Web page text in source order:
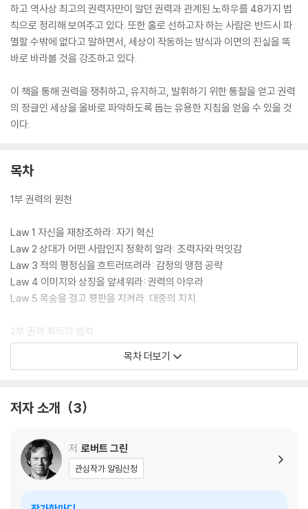
하고 역사상 최고의 권력자만이 알던 권력과 관계된 노하우를 48가지 법
칙으로 정리해 보여주고 있다. 또한 홀로 선하고자 하는 사람은 반드시 파
멸할 수밖에 없다고 말하면서, 세상이 작동하는 방식과 이면의 진실을 똑
바로 바라볼 것을 강조하고 있다.
이 책을 통해 권력을 쟁취하고, 유지하고, 발휘하기 위한 통찰을 얻고 권력
의 정글인 세상을 올바로 파악하도록 돕는 유용한 지침을 얻을 수 있을 것
이다.
목차
1부 권력의 원천
Law 1 자신을 재창조하라: 자기 혁신
Law 2 상대가 어떤 사람인지 정확히 알라: 조력자와 먹잇감
Law 3 적의 평정심을 흐트러뜨려라: 감정의 맹점 공략
Law 4 이미지와 상징을 앞세워라: 권력의 아우라
Law 5 목숨을 걸고 평판을 지켜라: 대중의 지지
2부 권력 획득의 법칙
Law 6 무슨 수를 쓰든 관심을 끌어라: 루머와 신비화 전략
Law 9 정직하고 아량 있는 태도를 보여라: 경계심 풀기
Law 11 돈의 노예가 되지 마라: 공짜 점심의 함정
Law 12 친구처럼 행동하고 스파이처럼 움직여라: 정보전
Law 13 상대보다 멍청하게 보여라: 의심 회피 전략
목차 더보기
저자 소개 3
저 로버트 그린
관심작가 알림신청